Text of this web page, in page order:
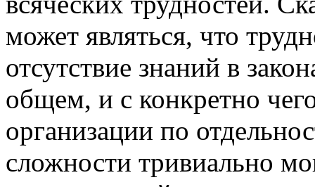
может являться, что
отсутствие знаний в
общем, и с конкретно
организации по
сложности тривиально